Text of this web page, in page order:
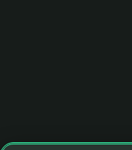
giriş adresitulipbett.net